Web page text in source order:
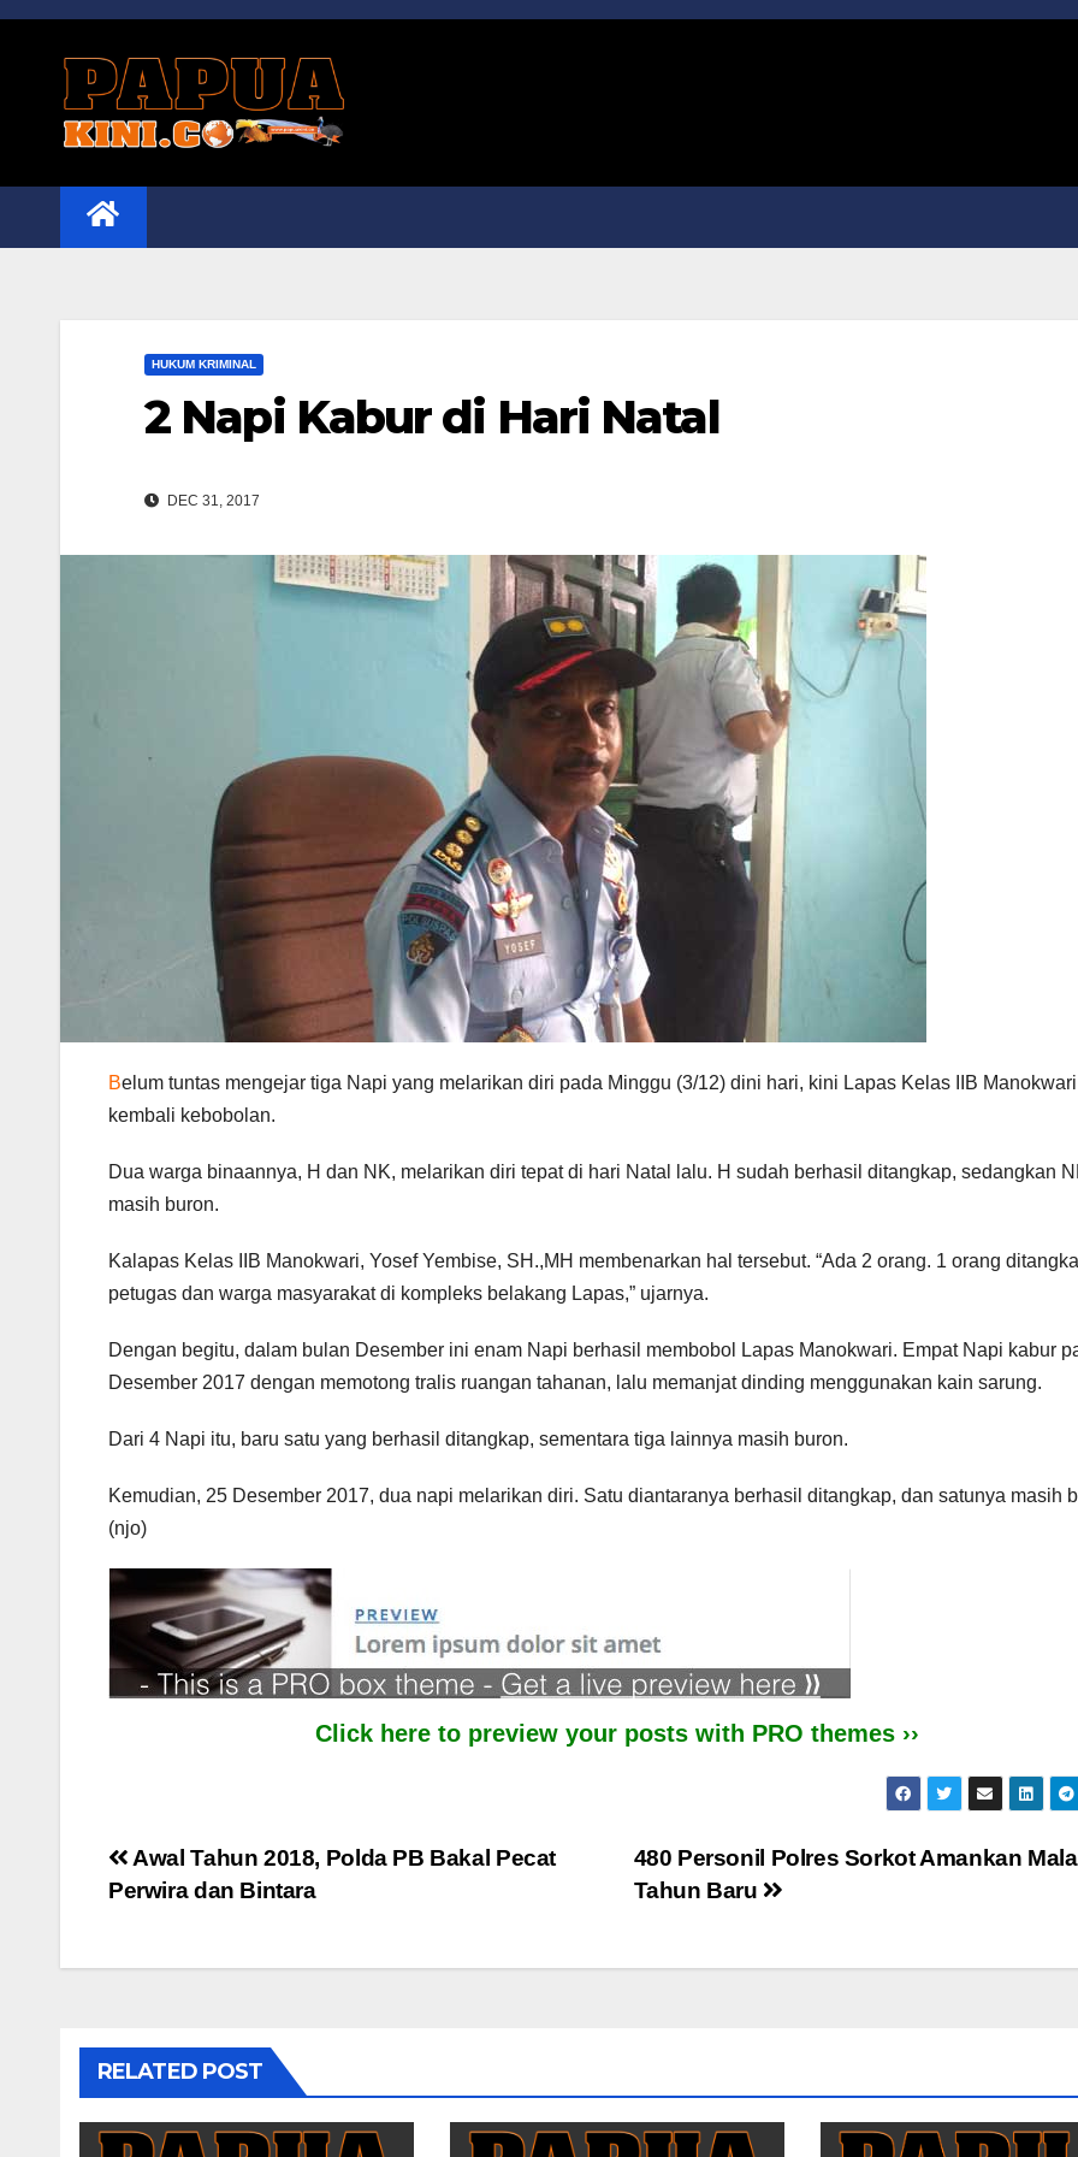
Skip
HUKUM KRIMINAL
2 Napi Kabur di Hari Natal
DEC 31, 2017
Belum tuntas mengejar tiga Napi yang melarikan diri pada Minggu (3/12) dini hari, kini Lapas Kelas IIB Manokwari
kembali kebobolan.
Dua warga binaannya, H dan NK, melarikan diri tepat di hari Natal lalu. H sudah berhasil ditangkap, sedangkan
masih buron.
Kalapas Kelas IIB Manokwari, Yosef Yembise, SH.,MH membenarkan hal tersebut. “Ada 2 orang. 1 orang
petugas dan warga masyarakat di kompleks belakang Lapas,” ujarnya.
Dengan begitu, dalam bulan Desember ini enam Napi berhasil membobol Lapas Manokwari. Empat Napi kabur
Desember 2017 dengan memotong tralis ruangan tahanan, lalu memanjat dinding menggunakan kain sarung.
Dari 4 Napi itu, baru satu yang berhasil ditangkap, sementara tiga lainnya masih buron.
Kemudian, 25 Desember 2017, dua napi melarikan diri. Satu diantaranya berhasil ditangkap, dan satunya masih
(njo)
Click here to preview your posts with PRO themes ››
Post
480 Personil Polres Sorkot Amankan
Tahun Baru
Awal Tahun 2018, Polda PB Bakal Pecat
Perwira dan Bintara
RELATED POST